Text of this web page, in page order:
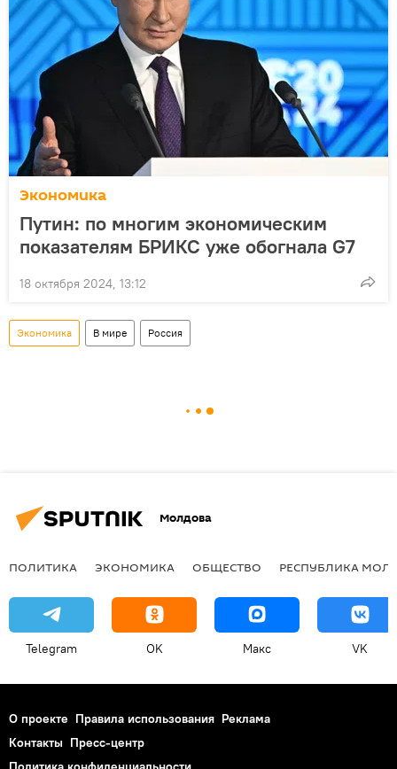
Экономика
Путин: по многим экономическим
показателям БРИКС уже обогнала G7
18 октября 2024, 13:12
Экономика В мире Россия
Молдова
ПОЛИТИКА ЭКОНОМИКА ОБЩЕСТВО РЕСПУБЛИКА
Telegram OK Макс VK
О проекте Правила использования Реклама
Контакты Пресс-центр